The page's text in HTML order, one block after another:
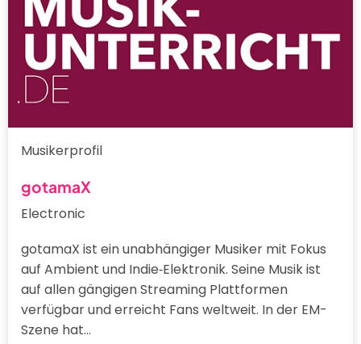
Musikerprofil
gotamaX
Electronic
gotamaX ist ein unabhängiger Musiker mit Fokus
auf Ambient und Indie‑Elektronik. Seine Musik ist
auf allen gängigen Streaming Plattformen
verfügbar und erreicht Fans weltweit. In der EM-
Szene hat…